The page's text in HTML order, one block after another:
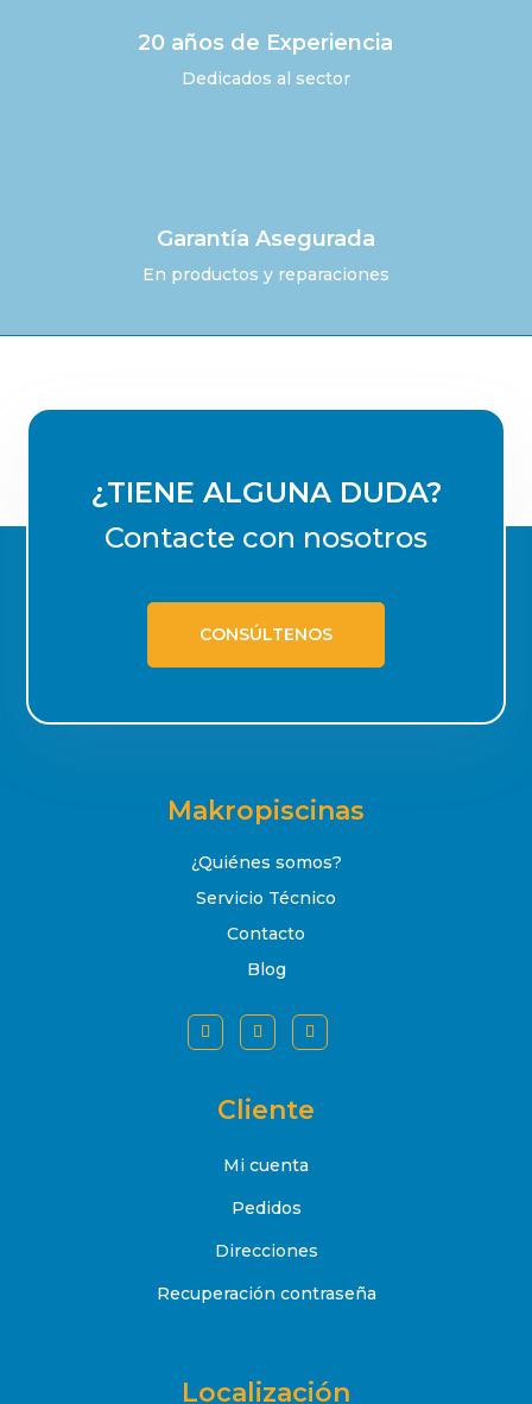
20 años de Experiencia
Dedicados al sector
Garantía Asegurada
En productos y reparaciones
¿TIENE ALGUNA DUDA?
Contacte con nosotros
CONSÚLTENOS
Makropiscinas
¿Quiénes somos?
Servicio Técnico
Contacto
Blog
Cliente
Mi cuenta
Pedidos
Direcciones
Recuperación contraseña
Localización